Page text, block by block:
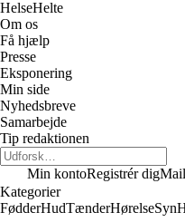
HelseHelte
Om os
Få hjælp
Presse
Eksponering
Min side
Nyhedsbreve
Samarbejde
Tip redaktionen
Min kontoRegistrér dig
Kategorier
FødderHudTænderHørelseSyn